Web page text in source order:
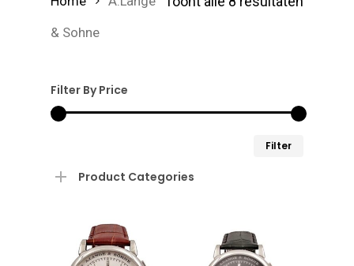
& Sohne
Filter By Price
Filter
Product Categories